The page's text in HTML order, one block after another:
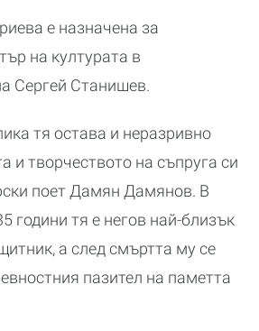
е назначена за
на културата в
Сергей Станишев.
тя остава и неразривно
и творчеството на съпруга си
поет Дамян Дамянов. В
години тя е негов най-близък
а след смъртта му се
пазител на паметта